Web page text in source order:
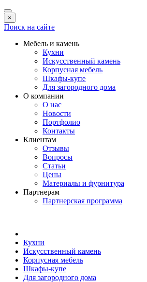
×
Поиск на сайте
Мебель и камень
Кухни
Искусственный камень
Корпусная мебель
Шкафы-купе
Для загородного дома
О компании
О нас
Новости
Портфолио
Контакты
Клиентам
Отзывы
Вопросы
Статьи
Цены
Материалы и фурнитура
Партнерам
Партнерская программа
Кухни
Искусственный камень
Корпусная мебель
Шкафы-купе
Для загородного дома